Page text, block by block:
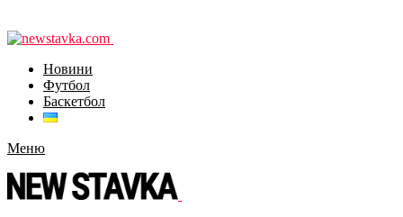
Новини
Футбол
Баскетбол
Меню